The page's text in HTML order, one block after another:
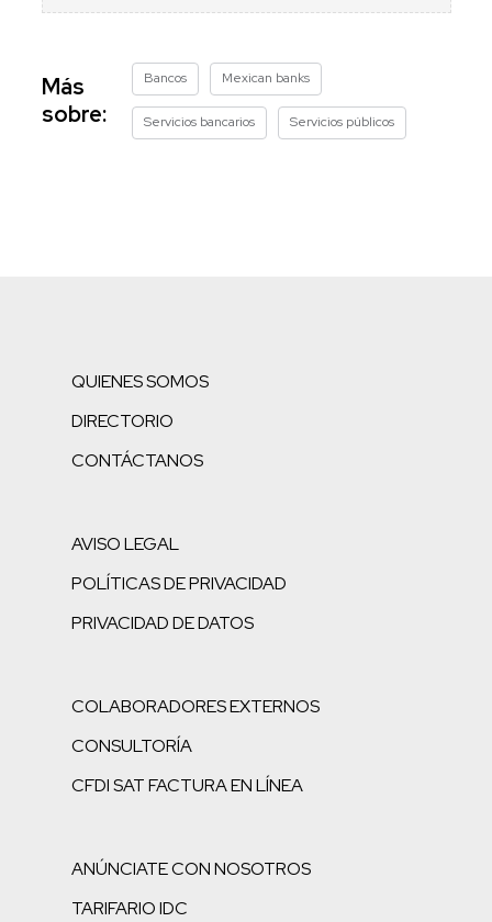
Más
sobre:
Bancos Mexican banks
Servicios bancarios Servicios públicos
QUIENES SOMOS
DIRECTORIO
CONTÁCTANOS
AVISO LEGAL
POLÍTICAS DE PRIVACIDAD
PRIVACIDAD DE DATOS
COLABORADORES EXTERNOS
CONSULTORÍA
CFDI SAT FACTURA EN LÍNEA
ANÚNCIATE CON NOSOTROS
TARIFARIO IDC